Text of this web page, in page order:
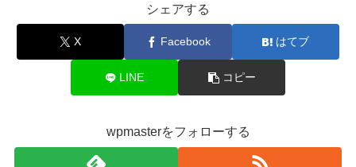
シェアする
X Facebook はてブ
LINE コピー
wpmasterをフォローする